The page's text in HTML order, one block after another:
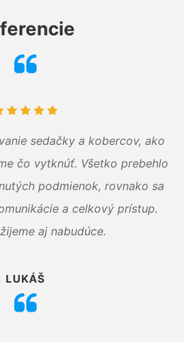
sedačky a kobercov, ako
čo vytknúť. Všetko prebehlo
podmienok, rovnako sa
a celkový prístup.
aj nabudúce.
LUKÁŠ